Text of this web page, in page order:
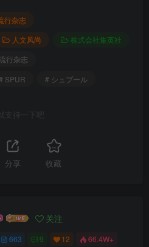
行杂志
人文风尚
株式会社集英社
行杂志
SPUR # シュプール
支持一下吧
分享 收藏
关注
663 9 12 66.4W+